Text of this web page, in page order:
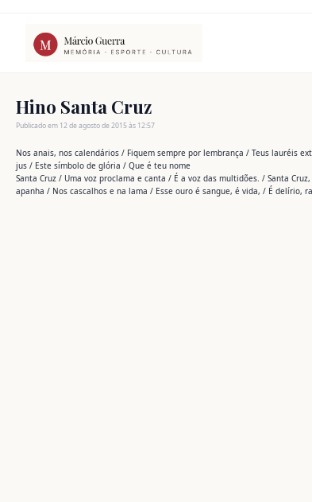
conteúdo
Hino Santa Cruz
Publicado em 12 de agosto de 2015 às 12:57
Nos anais, nos calendários / Fiquem sempre por lembrança / Teus lauréis
jus / Este símbolo de glória / Que é teu nome
Santa Cruz / Uma voz proclama e canta / É a voz das multidões. / Santa
apanha / Nos cascalhos e na lama / Esse ouro é sangue, é vida, / É delírio,